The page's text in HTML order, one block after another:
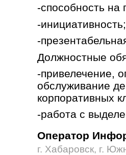
-способность
-инициативность;
-
Должностные
-привелечение,
обслуживание
корпоративных
-работа с
Оператор
г. Хабаровск, г.